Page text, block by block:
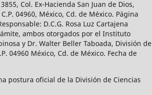
Col. Ex-Hacienda San Juan de Dios,
04960, México, Cd. de México. Página
D.C.G. Rosa Luz Cartajena
ambos otorgados por el Instituto
y Dr. Walter Beller Taboada, División de
04960 México, Cd. de México. Fecha de
postura oficial de la División de Ciencias